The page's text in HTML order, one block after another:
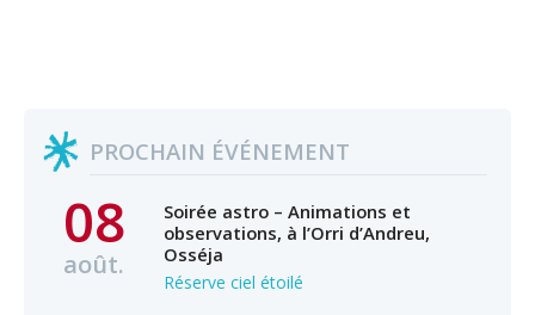
PROCHAIN ÉVÉNEMENT
08
août.
Soirée astro – Animations et
observations, à l’Orri d’Andreu,
Osséja
Réserve ciel étoilé